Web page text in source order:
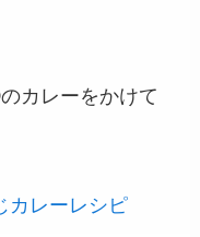
カレーをかけて
カレーレシピ